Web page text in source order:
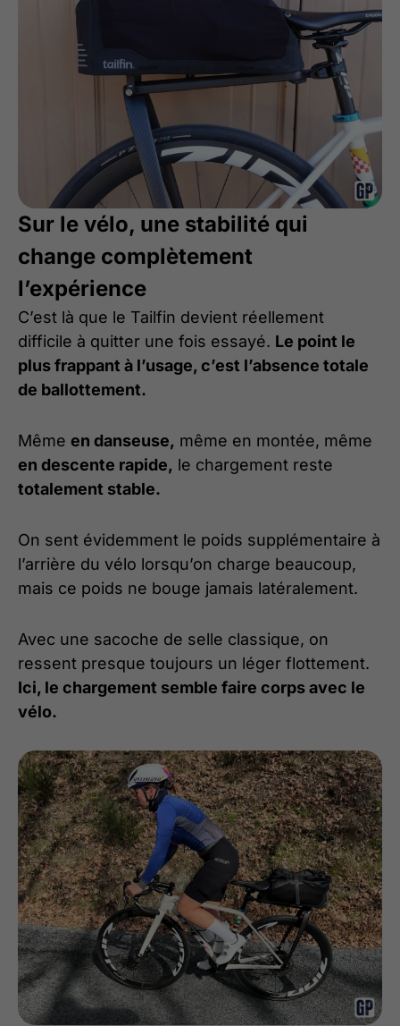
Sur le vélo, une stabilité qui
change complètement
l’expérience
C’est là que le Tailfin devient réellement
difficile à quitter une fois essayé. Le point le
plus frappant à l’usage, c’est l’absence totale
de ballottement.
Même en danseuse, même en montée, même
en descente rapide, le chargement reste
totalement stable.
On sent évidemment le poids supplémentaire à
l’arrière du vélo lorsqu’on charge beaucoup,
mais ce poids ne bouge jamais latéralement.
Avec une sacoche de selle classique, on
ressent presque toujours un léger flottement.
Ici, le chargement semble faire corps avec le
vélo.